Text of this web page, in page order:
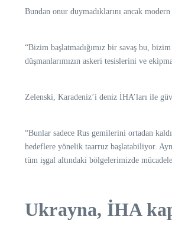
Bundan onur duymadıklarını ancak
“Bizim başlatmadığımız bir savaş bu,
düşmanlarımızın askeri tesislerini ve
Zelenski, Karadeniz’i deniz İHA’ları ile
“Bunlar sadece Rus gemilerini ortadan
hedeflere yönelik taarruz başlatabiliyor.
tüm işgal altındaki bölgelerimizde
Ukrayna, İHA